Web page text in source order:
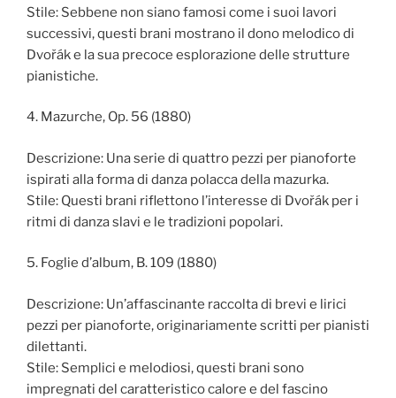
Stile: Sebbene non siano famosi come i suoi lavori
successivi, questi brani mostrano il dono melodico di
Dvořák e la sua precoce esplorazione delle strutture
pianistiche.
4. Mazurche, Op. 56 (1880)
Descrizione: Una serie di quattro pezzi per pianoforte
ispirati alla forma di danza polacca della mazurka.
Stile: Questi brani riflettono l’interesse di Dvořák per i
ritmi di danza slavi e le tradizioni popolari.
5. Foglie d’album, B. 109 (1880)
Descrizione: Un’affascinante raccolta di brevi e lirici
pezzi per pianoforte, originariamente scritti per pianisti
dilettanti.
Stile: Semplici e melodiosi, questi brani sono
impregnati del caratteristico calore e del fascino